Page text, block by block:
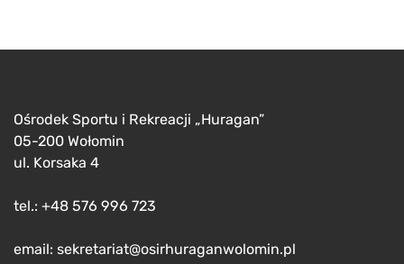
Ośrodek Sportu i Rekreacji „Huragan”
05-200 Wołomin
ul. Korsaka 4
tel.: +48 576 996 723
email: sekretariat@osirhuraganwolomin.pl